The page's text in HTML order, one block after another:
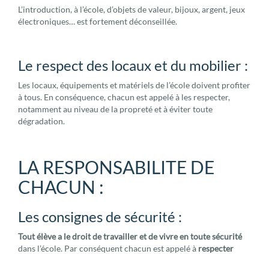
L’introduction, à l’école, d’objets de valeur, bijoux, argent, jeux
électroniques… est fortement déconseillée.
Le respect des locaux et du mobilier :
Les locaux, équipements et matériels de l’école doivent profiter
à tous. En conséquence, chacun est appelé à les respecter,
notamment au niveau de la propreté et à éviter toute
dégradation.
LA RESPONSABILITE DE
CHACUN :
Les consignes de sécurité :
Tout élève a le droit de travailler et de vivre en toute sécurité
dans l’école. Par conséquent chacun est appelé à respecter